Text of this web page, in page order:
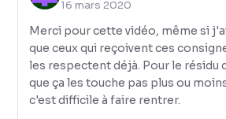
16 mars 2020
Merci pour cette vidéo, même si
que ceux qui reçoivent ces
les respectent déjà. Pour le résidu
que ça les touche pas plus ou
c'est difficile à faire rentrer.